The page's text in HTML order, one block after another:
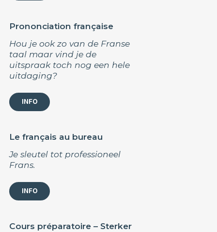
Prononciation française
Hou je ook zo van de Franse
taal maar vind je de
uitspraak toch nog een hele
uitdaging?
INFO
Le français au bureau
Je sleutel tot professioneel
Frans.
INFO
Cours préparatoire – Sterker